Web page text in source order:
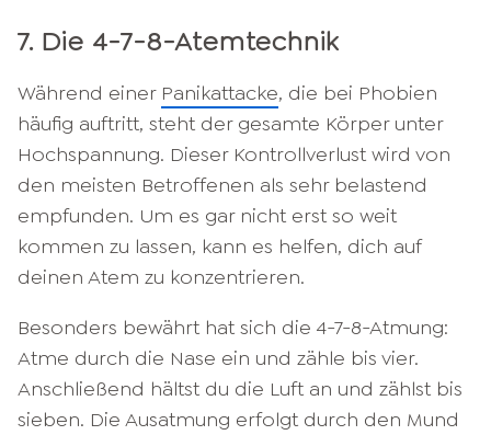
7. Die 4-7-8-Atemtechnik
Während einer Panikattacke, die bei Phobien
häufig auftritt, steht der gesamte Körper unter
Hochspannung. Dieser Kontrollverlust wird von
den meisten Betroffenen als sehr belastend
empfunden. Um es gar nicht erst so weit
kommen zu lassen, kann es helfen, dich auf
deinen Atem zu konzentrieren.
Besonders bewährt hat sich die 4-7-8-Atmung:
Atme durch die Nase ein und zähle bis vier.
Anschließend hältst du die Luft an und zählst bis
sieben. Die Ausatmung erfolgt durch den Mund